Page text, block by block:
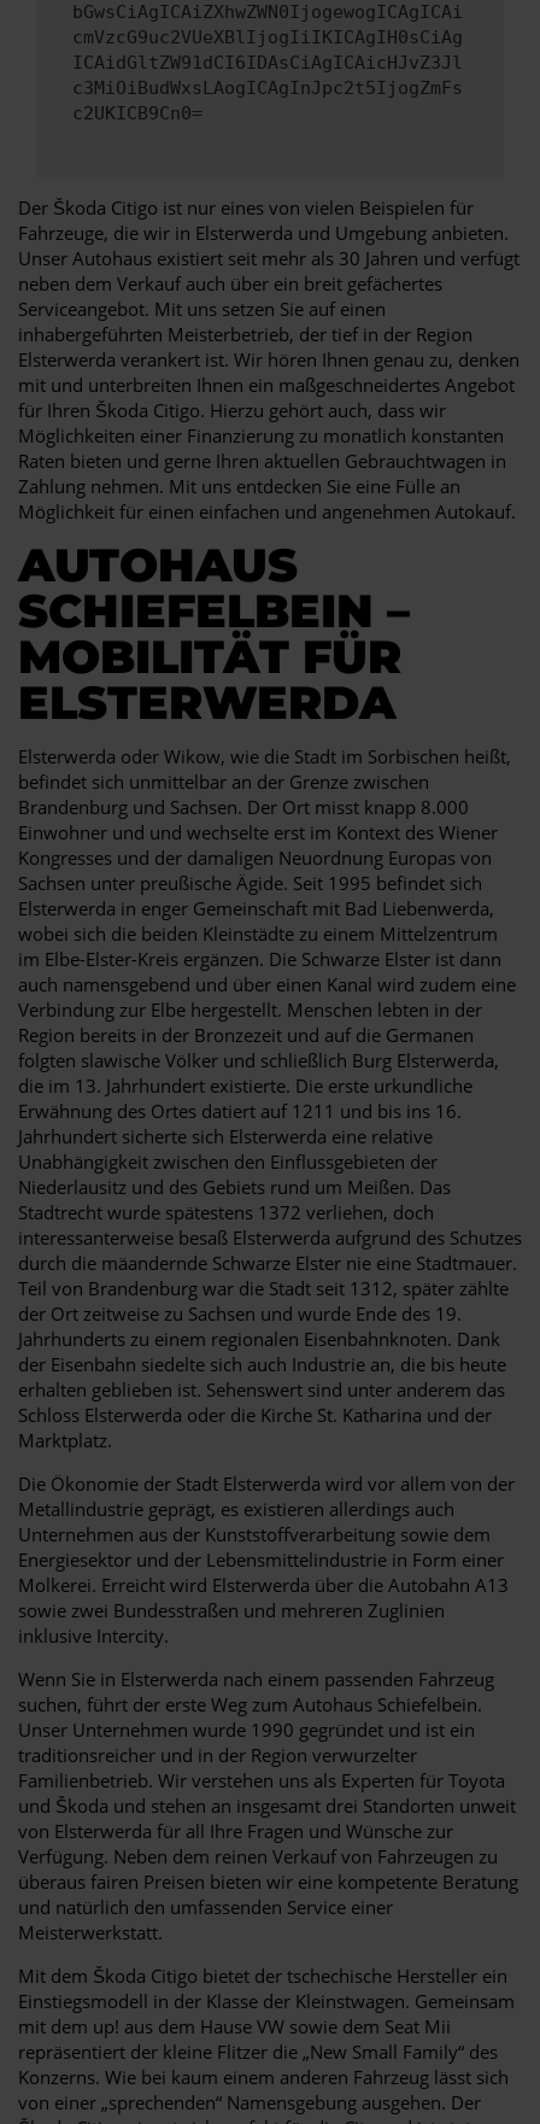
bGwsCiAgICAiZXhwZWN0IjogewogICAgICAi
cmVzcG9uc2VUeXBlIjogIiIKICAgIH0sCiAg
ICAidGltZW91dCI6IDAsCiAgICAicHJvZ3Jl
c3MiOiBudWxsLAogICAgInJpc2t5IjogZmFs
c2UKICB9Cn0=
Der Škoda Citigo ist nur eines von vielen Beispielen für
Fahrzeuge, die wir in Elsterwerda und Umgebung anbieten.
Unser Autohaus existiert seit mehr als 30 Jahren und verfügt
neben dem Verkauf auch über ein breit gefächertes
Serviceangebot. Mit uns setzen Sie auf einen
inhabergeführten Meisterbetrieb, der tief in der Region
Elsterwerda verankert ist. Wir hören Ihnen genau zu, denken
mit und unterbreiten Ihnen ein maßgeschneidertes Angebot
für Ihren Škoda Citigo. Hierzu gehört auch, dass wir
Möglichkeiten einer Finanzierung zu monatlich konstanten
Raten bieten und gerne Ihren aktuellen Gebrauchtwagen in
Zahlung nehmen. Mit uns entdecken Sie eine Fülle an
Möglichkeit für einen einfachen und angenehmen Autokauf.
AUTOHAUS
SCHIEFELBEIN –
MOBILITÄT FÜR
ELSTERWERDA
Elsterwerda oder Wikow, wie die Stadt im Sorbischen heißt,
befindet sich unmittelbar an der Grenze zwischen
Brandenburg und Sachsen. Der Ort misst knapp 8.000
Einwohner und und wechselte erst im Kontext des Wiener
Kongresses und der damaligen Neuordnung Europas von
Sachsen unter preußische Ägide. Seit 1995 befindet sich
Elsterwerda in enger Gemeinschaft mit Bad Liebenwerda,
wobei sich die beiden Kleinstädte zu einem Mittelzentrum
im Elbe-Elster-Kreis ergänzen. Die Schwarze Elster ist dann
auch namensgebend und über einen Kanal wird zudem eine
Verbindung zur Elbe hergestellt. Menschen lebten in der
Region bereits in der Bronzezeit und auf die Germanen
folgten slawische Völker und schließlich Burg Elsterwerda,
die im 13. Jahrhundert existierte. Die erste urkundliche
Erwähnung des Ortes datiert auf 1211 und bis ins 16.
Jahrhundert sicherte sich Elsterwerda eine relative
Unabhängigkeit zwischen den Einflussgebieten der
Niederlausitz und des Gebiets rund um Meißen. Das
Stadtrecht wurde spätestens 1372 verliehen, doch
interessanterweise besaß Elsterwerda aufgrund des Schutzes
durch die mäandernde Schwarze Elster nie eine Stadtmauer.
Teil von Brandenburg war die Stadt seit 1312, später zählte
der Ort zeitweise zu Sachsen und wurde Ende des 19.
Jahrhunderts zu einem regionalen Eisenbahnknoten. Dank
der Eisenbahn siedelte sich auch Industrie an, die bis heute
erhalten geblieben ist. Sehenswert sind unter anderem das
Schloss Elsterwerda oder die Kirche St. Katharina und der
Marktplatz.
Die Ökonomie der Stadt Elsterwerda wird vor allem von der
Metallindustrie geprägt, es existieren allerdings auch
Unternehmen aus der Kunststoffverarbeitung sowie dem
Energiesektor und der Lebensmittelindustrie in Form einer
Molkerei. Erreicht wird Elsterwerda über die Autobahn A13
sowie zwei Bundesstraßen und mehreren Zuglinien
inklusive Intercity.
Wenn Sie in Elsterwerda nach einem passenden Fahrzeug
suchen, führt der erste Weg zum Autohaus Schiefelbein.
Unser Unternehmen wurde 1990 gegründet und ist ein
traditionsreicher und in der Region verwurzelter
Familienbetrieb. Wir verstehen uns als Experten für Toyota
und Škoda und stehen an insgesamt drei Standorten unweit
von Elsterwerda für all Ihre Fragen und Wünsche zur
Verfügung. Neben dem reinen Verkauf von Fahrzeugen zu
überaus fairen Preisen bieten wir eine kompetente Beratung
und natürlich den umfassenden Service einer
Meisterwerkstatt.
Mit dem Škoda Citigo bietet der tschechische Hersteller ein
Einstiegsmodell in der Klasse der Kleinstwagen. Gemeinsam
mit dem up! aus dem Hause VW sowie dem Seat Mii
repräsentiert der kleine Flitzer die „New Small Family“ des
Konzerns. Wie bei kaum einem anderen Fahrzeug lässt sich
von einer „sprechenden“ Namensgebung ausgehen. Der